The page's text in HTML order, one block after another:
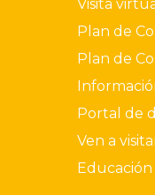
Visita
Plan de
Plan de
Portal de
Ven a